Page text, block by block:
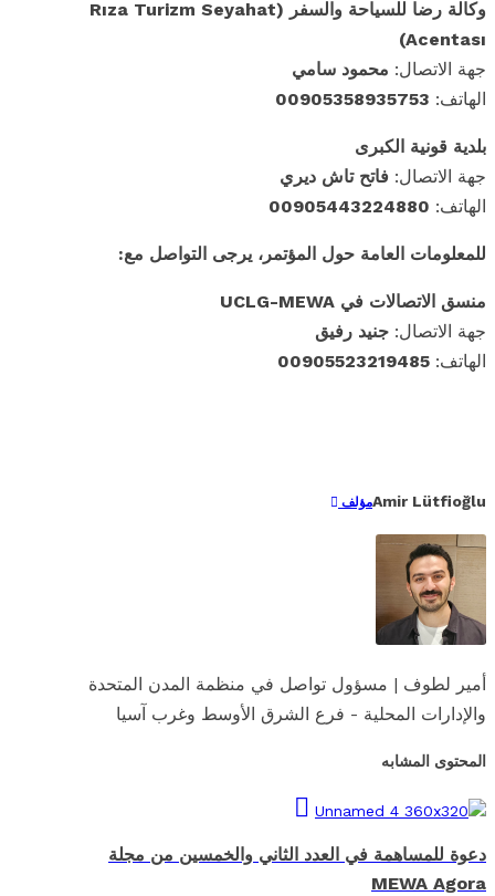
وكالة رضا للسياحة والسفر (Rıza Turizm Seyahat
Acentası)
جهة الاتصال: محمود سامي
الهاتف: 00905358935753
بلدية قونية الكبرى
جهة الاتصال: فاتح تاش ديري
الهاتف: 00905443224880
للمعلومات العامة حول المؤتمر، يرجى التواصل مع:
منسق الاتصالات في UCLG-MEWA
جهة الاتصال: جنيد رفيق
الهاتف: 00905523219485
Amir Lütfioğluمؤلف
أمير لطوف | مسؤول تواصل في منظمة المدن المتحدة
والإدارات المحلية - فرع الشرق الأوسط وغرب آسيا
المحتوى المشابه
دعوة للمساهمة في العدد الثاني والخمسين من مجلة
MEWA Agora